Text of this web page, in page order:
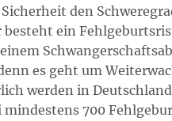
den
ein
es geht um
werden in
700